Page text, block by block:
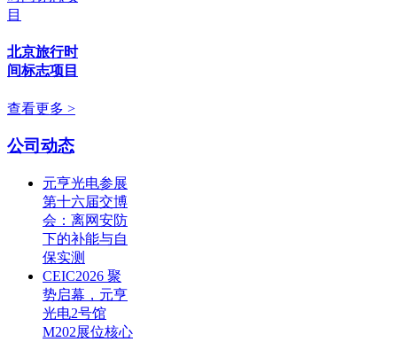
北京旅行时
间标志项目
查看更多 >
公司动态
元亨光电参展
第十六届交博
会：离网安防
下的补能与自
保实测
CEIC2026 聚
势启幕，元亨
光电2号馆
M202展位核心